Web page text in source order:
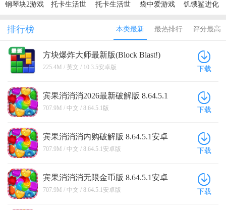
钢琴块2游戏
托卡生活世
托卡生活世
版2026
袋中爱游戏
饥饿鲨进化
解版
排行榜 本类最新 最热排行 评分最高
方块爆炸大师最新版(Block Blast!)
10.3.5安卓版
225.4M / 英文 / 10.3.5安卓版 下载
宾果消消消2026最新破解版 8.64.5.1
版
707.9M / 中文 / 8.64.5.1版 下载
宾果消消消内购破解版 8.64.5.1安卓
版
707.9M / 中文 / 8.64.5.1安卓版 下载
宾果消消消无限金币版 8.64.5.1安卓
版
707.9M / 中文 / 8.64.5.1安卓版 下载